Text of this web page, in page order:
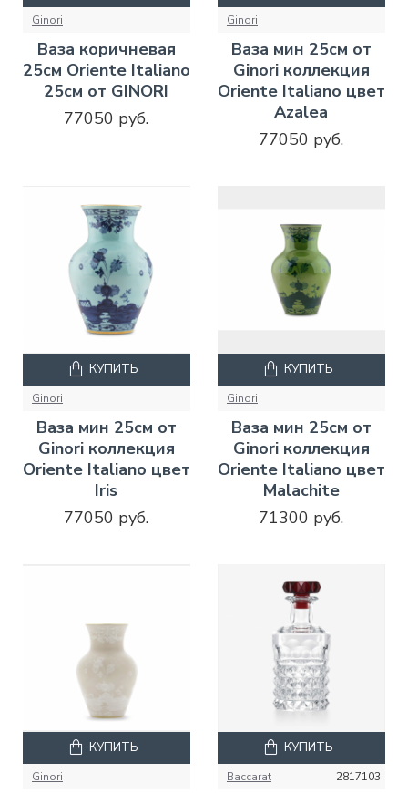
Ginori
Ваза коричневая
25см Oriente Italiano
25см от GINORI
77050 руб.
Ginori
Ваза мин 25см от
Ginori коллекция
Oriente Italiano цвет
Azalea
77050 руб.
Ginori
Ваза мин 25см от
Ginori коллекция
Oriente Italiano цвет
Iris
77050 руб.
КУПИТЬ
Ginori
Ваза мин 25см от
Ginori коллекция
Oriente Italiano цвет
Malachite
71300 руб.
КУПИТЬ
Ginori
КУПИТЬ
Baccarat 2817103
КУПИТЬ